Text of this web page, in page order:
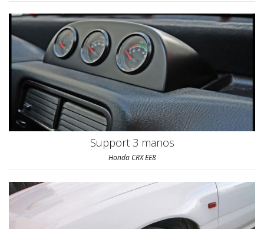
Support 3 manos
Honda CRX EE8